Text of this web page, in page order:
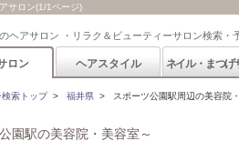
サロン(1/1ページ)
ヘアサロン ・リラク＆ビューティーサロン検索・
ロン ヘアスタイル ネイル・まつげ
索トップ> 福井県 > スポーツ公園駅周辺の美容院
園駅の美容院・美容室～